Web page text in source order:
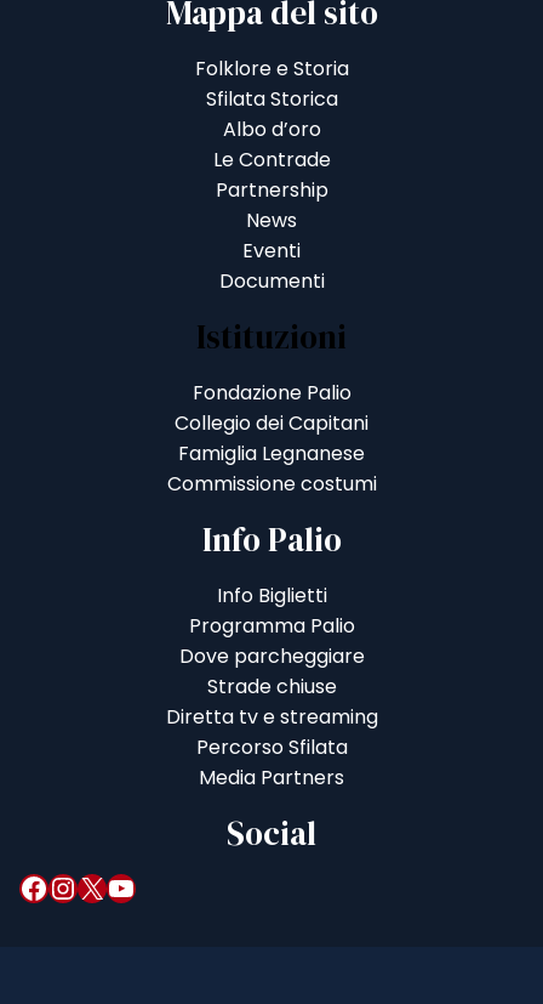
Mappa del sito
Folklore e Storia
Sfilata Storica
Albo d’oro
Le Contrade
Partnership
News
Eventi
Documenti
Istituzioni
Fondazione Palio
Collegio dei Capitani
Famiglia Legnanese
Commissione costumi
Info Palio
Info Biglietti
Programma Palio
Dove parcheggiare
Strade chiuse
Diretta tv e streaming
Percorso Sfilata
Media Partners
Social
Facebook InstagramX YouTube